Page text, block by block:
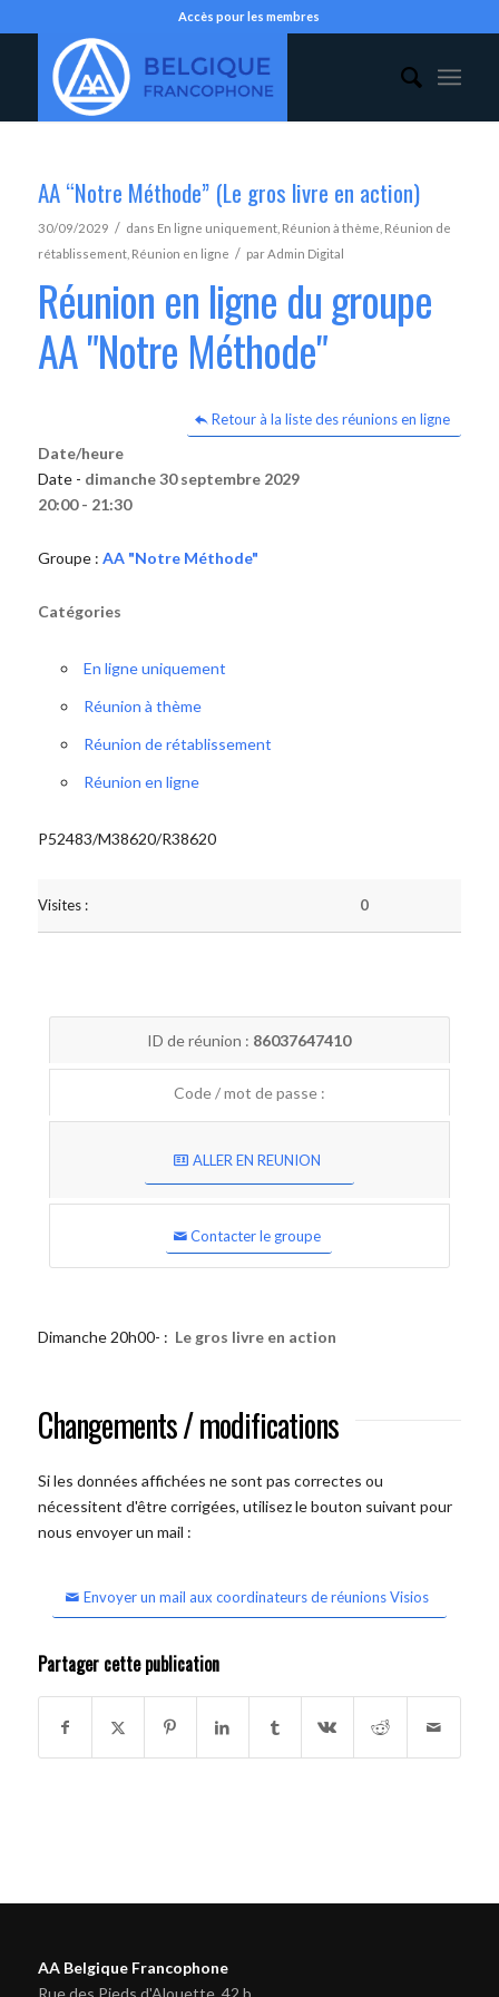
Accès pour les membres
AA “Notre Méthode” (Le gros livre en action)
30/09/2029 / dans En ligne uniquement, Réunion à thème Réunion de
rétablissement, Réunion en ligne / parAdmin Digital
Réunion en ligne du groupe
AA "Notre Méthode"
Retour à la liste des réunions en ligne
Date/heure
Date - dimanche 30 septembre 2029
20:00 - 21:30
Groupe : AA "Notre Méthode"
Catégories
En ligne uniquement
Réunion à thème
Réunion de rétablissement
Réunion en ligne
P52483/M38620/R38620
Visites : 0
ID de réunion : 86037647410
Code / mot de passe :
ALLER EN REUNION
Contacter le groupe
Dimanche 20h00- : Le gros livre en action
Changements / modifications
Si les données affichées ne sont pas correctes ou
nécessitent d'être corrigées, utilisez le bouton suivant pour
nous envoyer un mail :
Envoyer un mail aux coordinateurs de réunions Visios
Partager cette publication
AA Belgique Francophone
Rue des Pieds d'Alouette, 42 b